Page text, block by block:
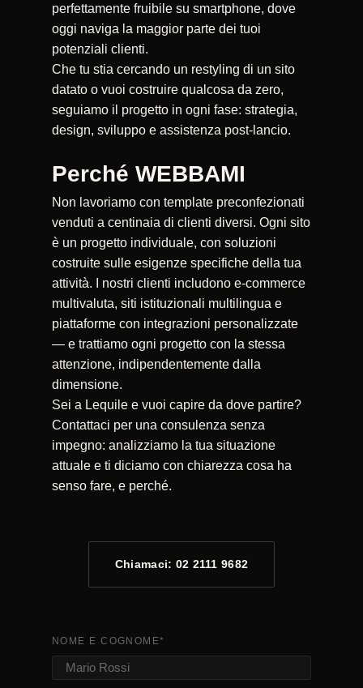
perfettamente fruibile su smartphone, dove
oggi naviga la maggior parte dei tuoi
potenziali clienti.
Che tu stia cercando un restyling di un sito
datato o vuoi costruire qualcosa da zero,
seguiamo il progetto in ogni fase: strategia,
design, sviluppo e assistenza post-lancio.
Perché WEBBAMI
Non lavoriamo con template preconfezionati
venduti a centinaia di clienti diversi. Ogni sito
è un progetto individuale, con soluzioni
costruite sulle esigenze specifiche della tua
attività. I nostri clienti includono e-commerce
multivaluta, siti istituzionali multilingua e
piattaforme con integrazioni personalizzate
— e trattiamo ogni progetto con la stessa
attenzione, indipendentemente dalla
dimensione.
Sei a Lequile e vuoi capire da dove partire?
Contattaci per una consulenza senza
impegno: analizziamo la tua situazione
attuale e ti diciamo con chiarezza cosa ha
senso fare, e perché.
Chiamaci: 02 2111 9682
NOME E COGNOME*